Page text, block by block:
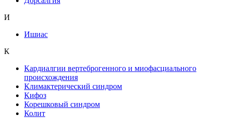
И
Ишиас
К
Кардиалгии вертеброгенного и миофасциального
происхождения
Климактерический синдром
Кифоз
Корешковый синдром
Колит